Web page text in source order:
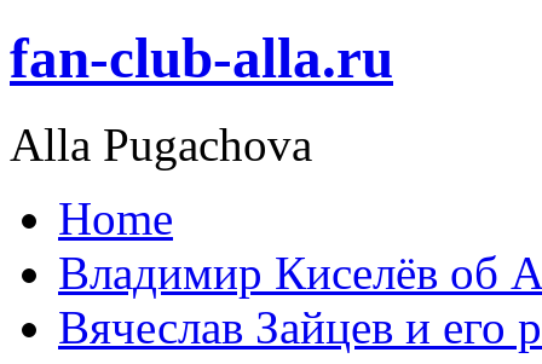
fan-club-alla.ru
Alla Pugachova
Home
Владимир Киселёв об
Вячеслав Зайцев и его